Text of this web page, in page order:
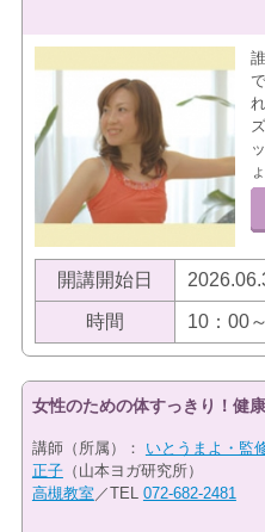
開講開始日
時間 10：00
女性のための体すっきり！健康
講師（所属）： いとうまよ・監
正子（山本ヨガ研究所）
高槻教室 ／TEL 072-682-2481